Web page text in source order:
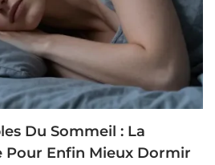
Du Sommeil : La
Enfin Mieux Dormir